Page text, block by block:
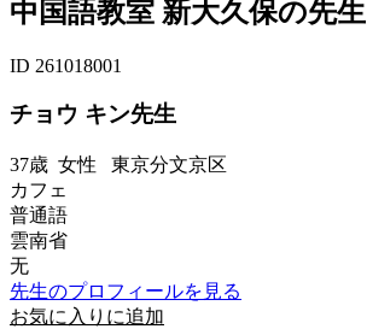
中国語教室 新大久保の先生
ID 261018001
チョウ キン先生
37歳 女性 東京分文京区
カフェ
普通語
雲南省
无
先生のプロフィールを見る
お気に入りに追加